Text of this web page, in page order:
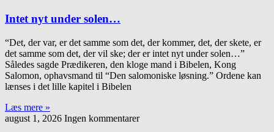
Intet nyt under solen…
“Det, der var, er det samme som det, der kommer, det, der skete, er
det samme som det, der vil ske; der er intet nyt under solen…”
Således sagde Prædikeren, den kloge mand i Bibelen, Kong
Salomon, ophavsmand til “Den salomoniske løsning.” Ordene kan
lænses i det lille kapitel i Bibelen
Læs mere »
august 1, 2026 Ingen kommentarer